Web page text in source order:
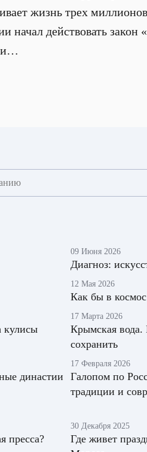
жизнь трех миллионов
начал действовать закон
09 Июня 2026
Диагноз:
12 Мая 2026
Как бы в космос
кулисы
17 Марта 2026
Крымская вода.
сохранить
династии
17 Февраля 2026
Галопом по
традиции и
пресса?
30 Декабря 2025
Где живет